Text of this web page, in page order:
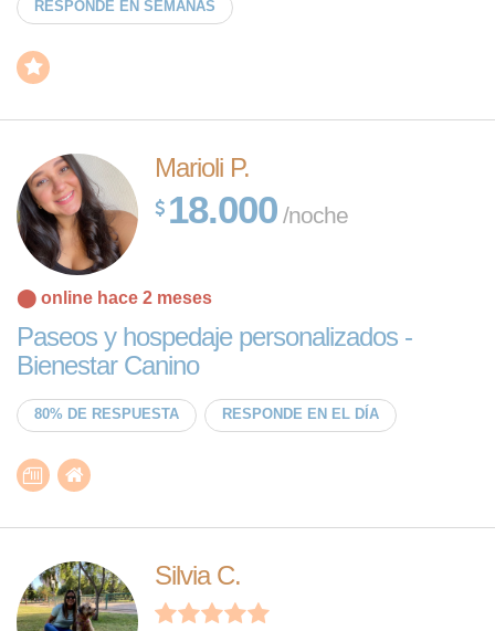
RESPONDE EN SEMANAS
Marioli P.
18.000 /noche
⬤ online hace 2 meses
Paseos y hospedaje personalizados -
Bienestar Canino
80% DE RESPUESTA RESPONDE EN EL DÍA
Silvia C.